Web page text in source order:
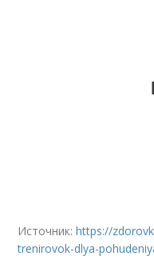
Источник:https://
trenirovok-dlya-